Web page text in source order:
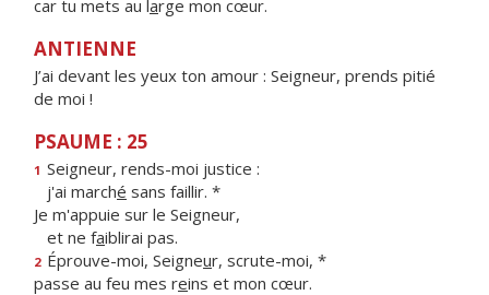
car tu mets au large mon cœur.
ANTIENNE
J’ai devant les yeux ton amour : Seigneur, prends pitié
de moi !
PSAUME : 25
1 Seigneur, rends-moi justice :
j'ai marché sans faillir. *
Je m'appuie sur le Seigneur,
et ne faiblirai pas.
2 Éprouve-moi, Seigneur, scrute-moi, *
passe au feu mes reins et mon cœur.